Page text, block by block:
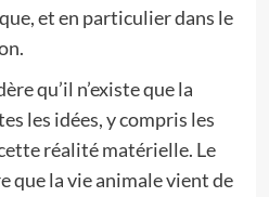
et en particulier dans le
qu’il n’existe que la
les idées, y compris les
réalité matérielle. Le
que la vie animale vient de